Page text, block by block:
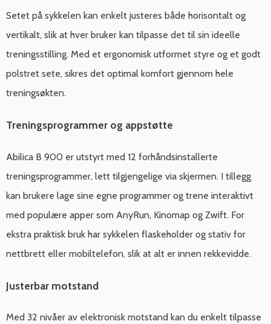
Setet på sykkelen kan enkelt justeres både horisontalt og
vertikalt, slik at hver bruker kan tilpasse det til sin ideelle
treningsstilling. Med et ergonomisk utformet styre og et godt
polstret sete, sikres det optimal komfort gjennom hele
treningsøkten.
Treningsprogrammer og appstøtte
Abilica B 900 er utstyrt med 12 forhåndsinstallerte
treningsprogrammer, lett tilgjengelige via skjermen. I tillegg
kan brukere lage sine egne programmer og trene interaktivt
med populære apper som AnyRun, Kinomap og Zwift. For
ekstra praktisk bruk har sykkelen flaskeholder og stativ for
nettbrett eller mobiltelefon, slik at alt er innen rekkevidde.
Justerbar motstand
Med 32 nivåer av elektronisk motstand kan du enkelt tilpasse